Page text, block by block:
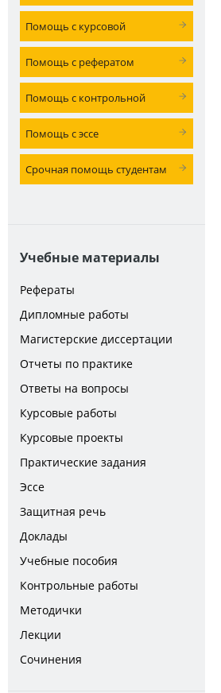
Помощь с курсовой
Помощь с рефератом
Помощь с контрольной
Помощь с эссе
Срочная помощь студентам
Учебные материалы
Рефераты
Дипломные работы
Магистерские диссертации
Отчеты по практике
Ответы на вопросы
Курсовые работы
Курсовые проекты
Практические задания
Эссе
Защитная речь
Доклады
Учебные пособия
Контрольные работы
Методички
Лекции
Сочинения